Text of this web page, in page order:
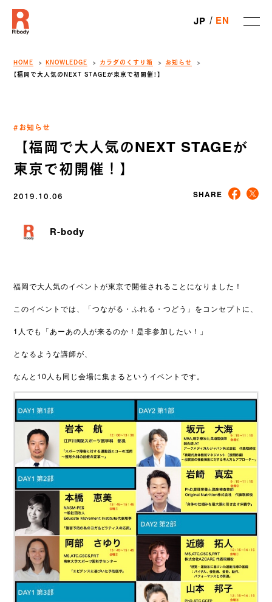
JP EN
HOME KNOWLEDGE カラダのくすり箱
お知らせ
【福岡で大人気のNEXT STAGEが東京で初開催！】
#お知らせ
【福岡で大人気のNEXT STAGEが
東京で初開催！】
2019.10.06 SHARE
R-body
福岡で大人気のイベントが東京で開催されることになりました！
このイベントでは、 「つながる・ふれる・つどう」をコンセプトに、
1人でも「あーあの人が来るのか！是非参加したい！」
となるような講師が、
なんと10人も同じ会場に集まるというイベントです。